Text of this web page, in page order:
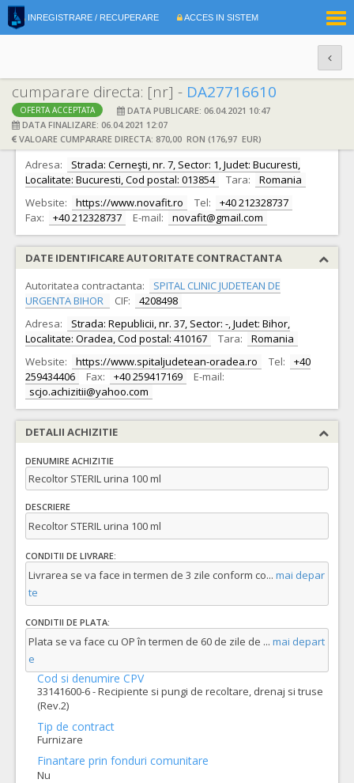
INREGISTRARE / RECUPERARE ACCES IN SISTEM
cumparare directa: [nr] - DA27716610
OFERTA ACCEPTATA
DATA PUBLICARE: 06.04.2021 10:47
DATA FINALIZARE: 06.04.2021 12:07
VALOARE CUMPARARE DIRECTA: 870,00 RON (176,97 EUR)
DATE IDENTIFICARE OFERTANT
Ofertant: S.C. NOVA FIT 2000 S.R.L. CIF: 15178082
Adresa:
Strada: Cerneşti, nr. 7, Sector: 1, Judet: Bucuresti,
Localitate: Bucuresti, Cod postal: 013854
Tara:
Romania
Website:
https://www.novafit.ro Tel:
+40 212328737
Fax:
+40 212328737 E-mail: novafit@gmail.com
DATE IDENTIFICARE AUTORITATE CONTRACTANTA
Autoritatea contractanta:
SPITAL CLINIC JUDETEAN DE
URGENTA BIHOR
CIF:
4208498
Adresa:
Strada: Republicii, nr. 37, Sector: -, Judet: Bihor,
Localitate: Oradea, Cod postal: 410167
Tara:
Romania
Website:
https://www.spitaljudetean-oradea.ro Tel:
+40
259434406
Fax: +40 259417169
E-mail:
scjo.achizitii@yahoo.com
DETALII ACHIZITIE
DENUMIRE ACHIZITIE
Recoltor STERIL urina 100 ml
DESCRIERE
Recoltor STERIL urina 100 ml
CONDITII DE LIVRARE:
Livrarea se va face in termen de 3 zile conform co... mai depar
te
CONDITII DE PLATA:
Plata se va face cu OP în termen de 60 de zile de ... mai depart
e
Cod si denumire CPV
33141600-6 - Recipiente si pungi de recoltare, drenaj si truse
(Rev.2)
Tip de contract
Furnizare
Finantare prin fonduri comunitare
Nu